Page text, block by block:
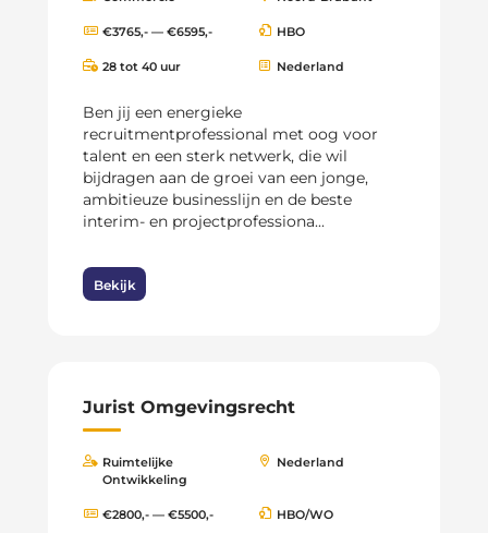
€3765,- — €6595,- HBO
28 tot 40 uur Nederland
Ben jij een energieke
recruitmentprofessional met oog voor
talent en een sterk netwerk, die wil
bijdragen aan de groei van een jonge,
ambitieuze businesslijn en de beste
interim- en projectprofessiona...
Bekijk
Jurist Omgevingsrecht
Ruimtelijke
Ontwikkeling
Nederland
€2800,- — €5500,- HBO/WO